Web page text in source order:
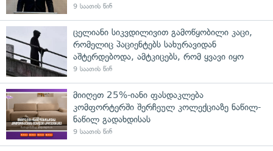
9 საათის წინ
ცელიანი სიკვდილივით გამოწყობილი კაცი,
რომელიც პაციენტებს სახურავიდან
აშტერდებოდა, ამტკიცებს, რომ ყვავი იყო
9 საათის წინ
მიიღეთ 25%-იანი ფასდაკლება
კომფორტერში შერჩეულ კოლექციაზე ნაწილ-
ნაწილ გადახდისას
9 საათის წინ